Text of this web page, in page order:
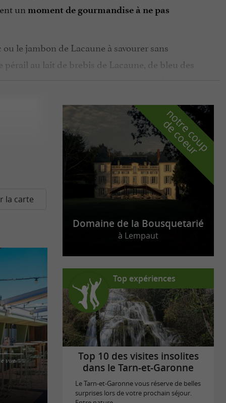
un moment de gourmandise à ne pas
le jambon de Lacaune à savourer sans
au lait de brebis de Lacaune, de bleu des
ou de pounti, une
boisson pétillante légèrement alcoolisée, mais
déguster les produits de la région, cultivés avec
la carte
vue
de l'hôtel
plus
n
o
t
r
e
c
o
u
p
d
e
c
o
e
u
r
Domaine de la Bousquetarié
à Lempaut
Top expériences
Top 10 des visites insolites
dans le Tarn-et-Garonne
Le Tarn-et-Garonne vous réserve de belles
surprises lors de votre prochain séjour.